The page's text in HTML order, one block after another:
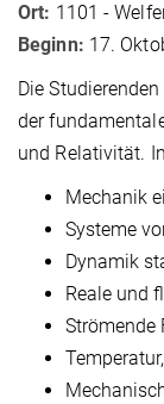
Ort: 1101 -
Beginn: 17.
Die
der
und Relativität.
Mechanik
Systeme
Dynamik
Reale und
Strömende